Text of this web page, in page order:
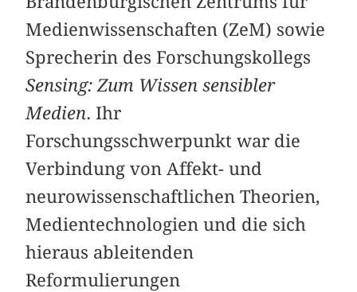
Medienwissenschaften (ZeM) sowie
Sprecherin des Forschungskollegs
Sensing: Zum Wissen sensibler
Medien. Ihr
Forschungsschwerpunkt war die
Verbindung von Affekt- und
neurowissenschaftlichen Theorien,
Medientechnologien und die sich
hieraus ableitenden
Reformulierungen